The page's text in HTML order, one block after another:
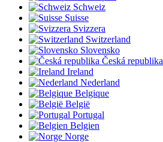
Schweiz
Suisse
Svizzera
Switzerland
Slovensko
Česká republika
Ireland
Nederland
Belgique
België
Portugal
Belgien
Norge